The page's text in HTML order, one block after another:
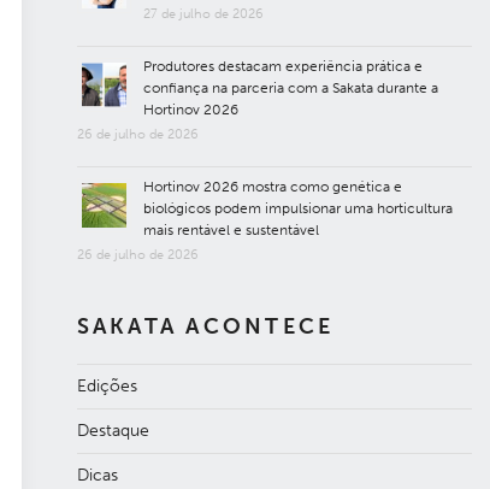
27 de julho de 2026
Produtores destacam experiência prática e
confiança na parceria com a Sakata durante a
Hortinov 2026
26 de julho de 2026
Hortinov 2026 mostra como genética e
biológicos podem impulsionar uma horticultura
mais rentável e sustentável
26 de julho de 2026
SAKATA ACONTECE
Edições
Destaque
Dicas